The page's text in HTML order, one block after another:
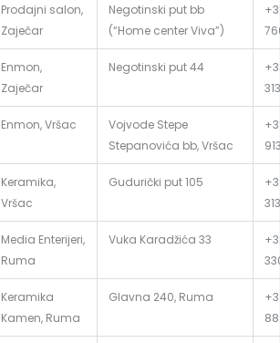
Prodajni salon,
Zaječar
Negotinski put bb
(“Home center Viva”)
Enmon,
Zaječar
Negotinski put 44
313
Enmon, Vršac
Vojvode Stepe
Stepanovića bb, Vršac
Keramika,
Vršac
Gudurički put 105
313
Media Enterijeri,
Ruma
Vuka Karadžića 33
Keramika
Kamen, Ruma
Glavna 240, Ruma